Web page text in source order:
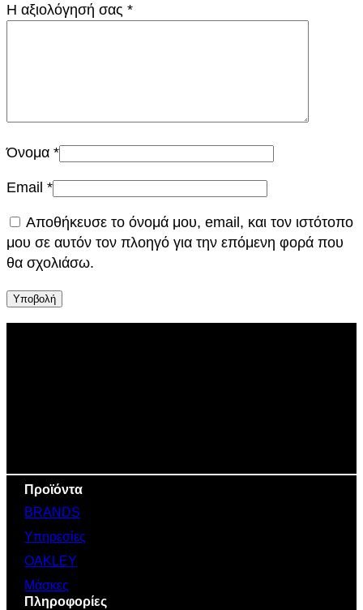
Η αξιολόγησή σας *
Όνομα *
Email *
Αποθήκευσε το όνομά μου, email, και τον ιστότοπο
μου σε αυτόν τον πλοηγό για την επόμενη φορά που
θα σχολιάσω.
Προϊόντα
BRANDS
Υπηρεσίες
OAKLEY
Μάσκες
Πληροφορίες